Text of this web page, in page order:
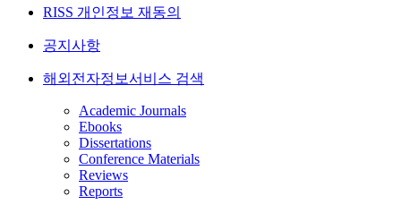
RISS 개인정보 재동의
공지사항
해외전자정보서비스 검색
Academic Journals
Ebooks
Dissertations
Conference Materials
Reviews
Reports